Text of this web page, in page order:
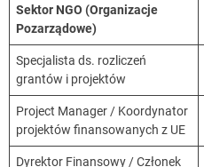
Sektor NGO (Organizacje
Pozarządowe)
Specjalista ds. rozliczeń
grantów i projektów
Project Manager / Koordynator
projektów finansowanych z UE
Dyrektor Finansowy / Członek